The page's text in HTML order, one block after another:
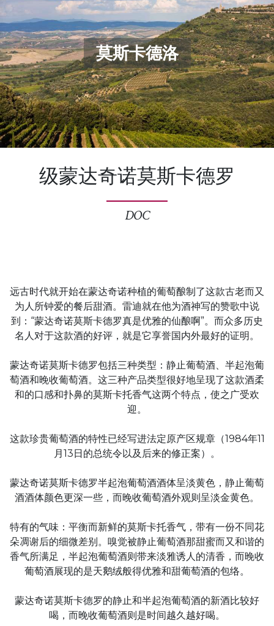
莫斯卡德洛
级蒙达奇诺莫斯卡德罗
DOC
远古时代就开始在蒙达奇诺种植的葡萄酿制了这款古老而又
为人所钟爱的餐后甜酒。雷迪就在他为酒神写的赞歌中说
到：“蒙达奇诺莫斯卡德罗真是优雅的仙酿啊”。而众多历史
名人对于这款酒的好评，就是它享誉国内外最好的证明。
蒙达奇诺莫斯卡德罗包括三种类型：静止葡萄酒、半起泡葡
萄酒和晚收葡萄酒。这三种产品类型很好地呈现了这款酒柔
和的口感和扑鼻的莫斯卡托香气这两个特点，使之广受欢
迎。
这款珍贵葡萄酒的特性已经写进法定原产区规章（1984年11
月13日的总统令以及后来的修正案）。
蒙达奇诺莫斯卡德罗半起泡葡萄酒酒体呈淡黄色，静止葡萄
酒酒体颜色更深一些，而晚收葡萄酒外观则呈淡金黄色。
特有的气味：平衡而新鲜的莫斯卡托香气，带有一份不同花
朵凋谢后的细微差别。嗅觉被静止葡萄酒那甜蜜而又和谐的
香气所满足，半起泡葡萄酒则带来淡雅诱人的清香，而晚收
葡萄酒展现的是天鹅绒般得优雅和甜葡萄酒的包络。
蒙达奇诺莫斯卡德罗的静止和半起泡葡萄酒的新酒比较好
喝，而晚收葡萄酒则是时间越久越好喝。